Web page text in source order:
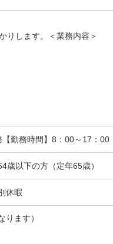
りします。＜業務内容＞
【勤務時間】8：00～17：
以下の方（定年65歳）
休暇
ります）